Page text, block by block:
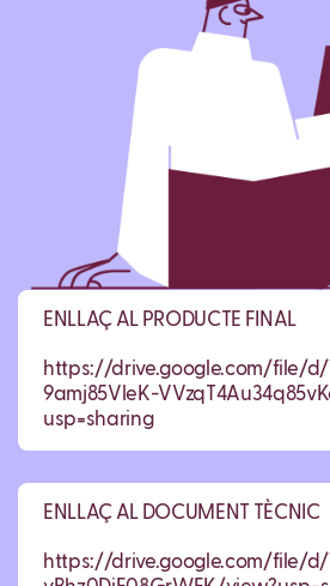
ENLLAÇ AL PRODUCTE FINAL
https://drive.google.com/file/d/
9amj85VleK-
usp=sharing
ENLLAÇ AL DOCUMENT TÈCNIC
https://drive.google.com/file/d/